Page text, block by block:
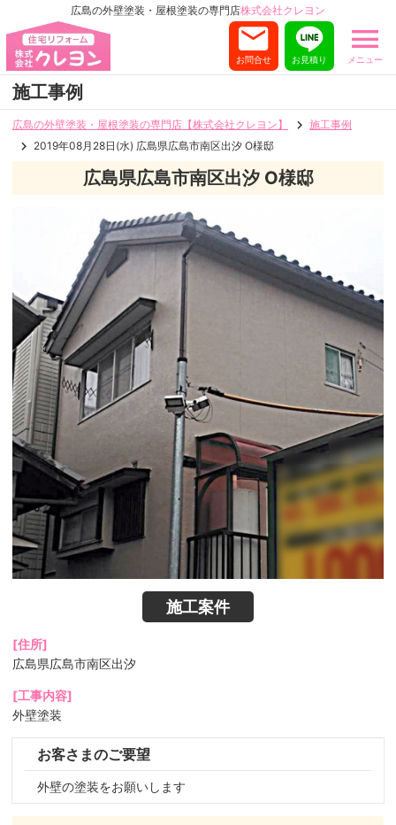
広島の外壁塗装・屋根塗装の専門店株式会社クレヨン
メニュー
お見積り
お問合せ
施工事例
広島の外壁塗装・屋根塗装の専門店【株式会社クレヨン】
施工事例
2019年08月28日(水) 広島県広島市南区出汐 O様邸
広島県広島市南区出汐 O様邸
施工案件
[住所]
広島県広島市南区出汐
[工事内容]
外壁塗装
お客さまのご要望
外壁の塗装をお願いします